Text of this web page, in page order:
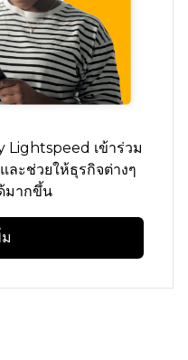
Lightspeed เข้าร่วม
ละช่วยให้ธุรกิจต่างๆ
มากขึ้น